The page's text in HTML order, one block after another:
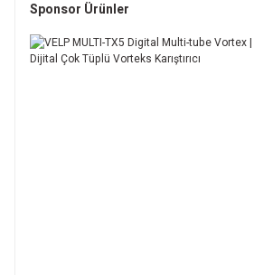
Sponsor Ürünler